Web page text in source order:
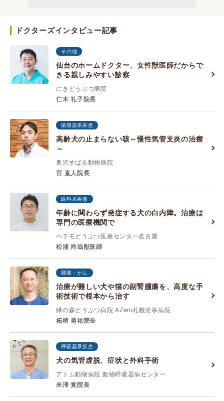
ドクターズインタビュー記事
その他
仙台のホームドクター、女性獣医師だからで
きる親しみやすい診察
にきどうぶつ病院
仁木 礼子院長
循環器系疾患
高齢犬の止まらない咳～慢性気管支炎の治療
～
奥沢すばる動物病院
宮 直人院長
眼科系疾患
年齢に関わらず発症する犬の白内障。治療は
専門の医療機関で
ペテモどうぶつ医療センター名古屋
松浦 尚哉獣医師
腫瘍・がん
治療が難しい犬や猫の副腎腫瘍を、高度な手
術技術で根本から治す
緑の森どうぶつ病院 AZem札幌発寒病院
柘植 勇祐院長
呼吸器系疾患
犬の気管虚脱、症状と外科手術
アトム動物病院 動物呼吸器病センター
米澤 覚院長